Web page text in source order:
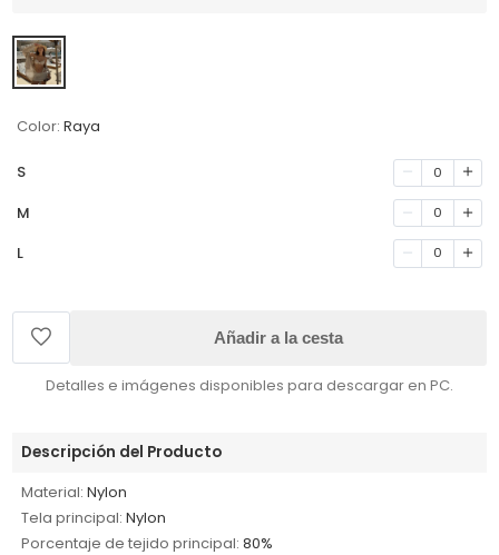
Color: Raya
S 0
M 0
L 0
Añadir a la cesta
Detalles e imágenes disponibles para descargar en PC.
Descripción del Producto
Material: Nylon
Tela principal: Nylon
Porcentaje de tejido principal: 80%